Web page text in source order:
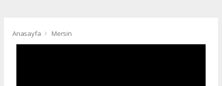
Anasayfa Mersin